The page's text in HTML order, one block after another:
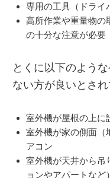
専用の工具（ドライ
高所作業や重量物の
の十分な注意が必要
とくに以下のよう
ない方が良いとされ
室外機が屋根の上に
室外機が家の側面（
アコン
室外機が天井から吊
ョンやアパートなど）